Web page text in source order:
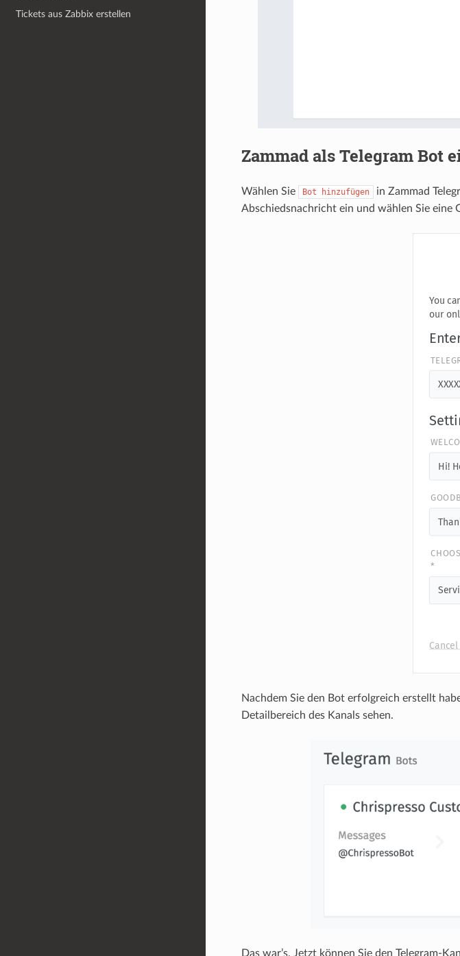
Tickets aus Zabbix erstellen
Zammad als Telegram Bot
Wählen Sie Bot hinzufügen
in Zammad
Abschiedsnachricht ein und wählen Sie eine
Nachdem Sie den Bot erfolgreich erstellt
Detailbereich des Kanals sehen.
Das war’s. Jetzt können Sie den Telegram-